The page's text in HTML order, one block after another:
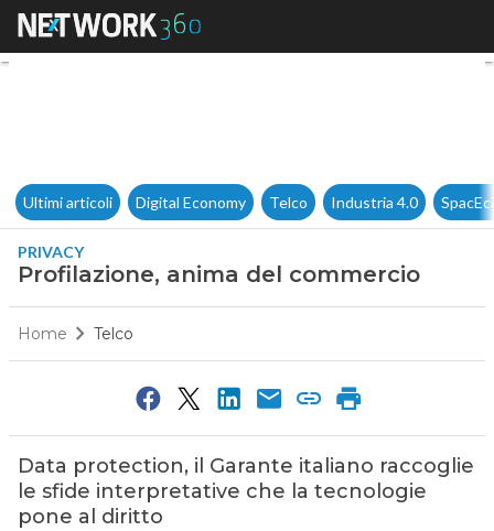
Profilazione, anima del
Ultimi articoli Digital Economy Telco Industria 4.0
PRIVACY
Profilazione, anima del commercio
Home Telco
Data protection, il Garante italiano raccoglie
le sfide interpretative che la tecnologie
pone al diritto